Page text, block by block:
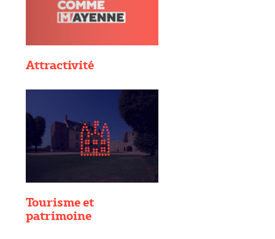
Attractivité
Tourisme et
patrimoine